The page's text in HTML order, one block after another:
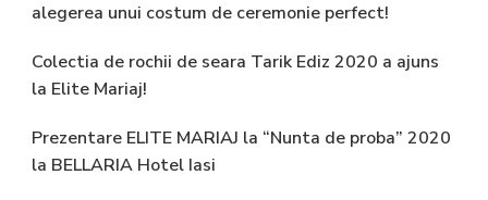
alegerea unui costum de ceremonie perfect!
Colectia de rochii de seara Tarik Ediz 2020 a ajuns
la Elite Mariaj!
Prezentare ELITE MARIAJ la “Nunta de proba” 2020
la BELLARIA Hotel Iasi